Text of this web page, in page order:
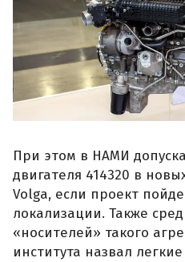
При этом в НАМИ
двигателя 414320 в
Volga, если проект
локализации. Также
«носителей» такого
института назвал